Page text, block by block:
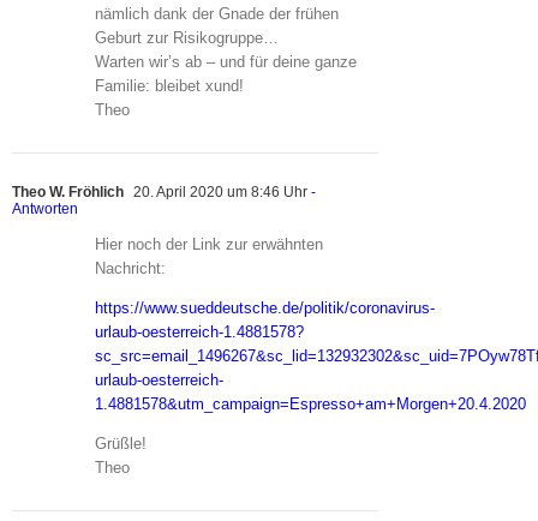
nämlich dank der Gnade der frühen
Geburt zur Risikogruppe…
Warten wir’s ab – und für deine ganze
Familie: bleibet xund!
Theo
Theo W. Fröhlich 20. April 2020 um 8:46 Uhr -
Antworten
Hier noch der Link zur erwähnten
Nachricht:
https://www.sueddeutsche.de/politik/coronavirus-
urlaub-oesterreich-1.4881578?
urlaub-oesterreich-
1.4881578&utm_campaign=Espresso+am+Morgen+20.4.2020
Grüßle!
Theo